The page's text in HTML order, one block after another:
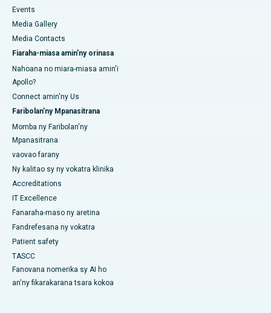
Events
Media Gallery
Media Contacts
Fiaraha-miasa amin'ny orinasa
Nahoana no miara-miasa amin'i
Apollo?
Connect amin'ny Us
Faribolan'ny Mpanasitrana
Momba ny Faribolan'ny
Mpanasitrana
vaovao farany
Ny kalitao sy ny vokatra klinika
Accreditations
IT Excellence
Fanaraha-maso ny aretina
Fandrefesana ny vokatra
Patient safety
TASCC
Fanovana nomerika sy AI ho
an'ny fikarakarana tsara kokoa